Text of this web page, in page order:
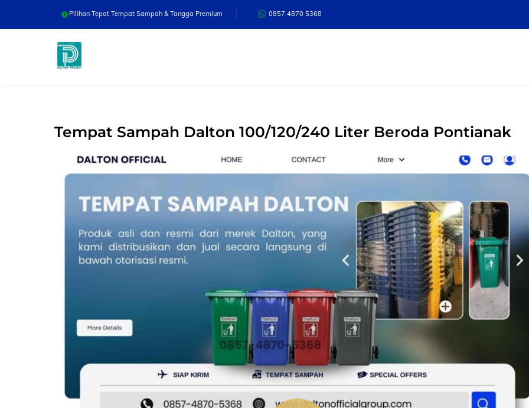
content
Pilihan Tepat Tempat Sampah & Tangga Premium 0857 4870 5368
Tempat Sampah Dalton 100/120/240 Liter Beroda Pontianak